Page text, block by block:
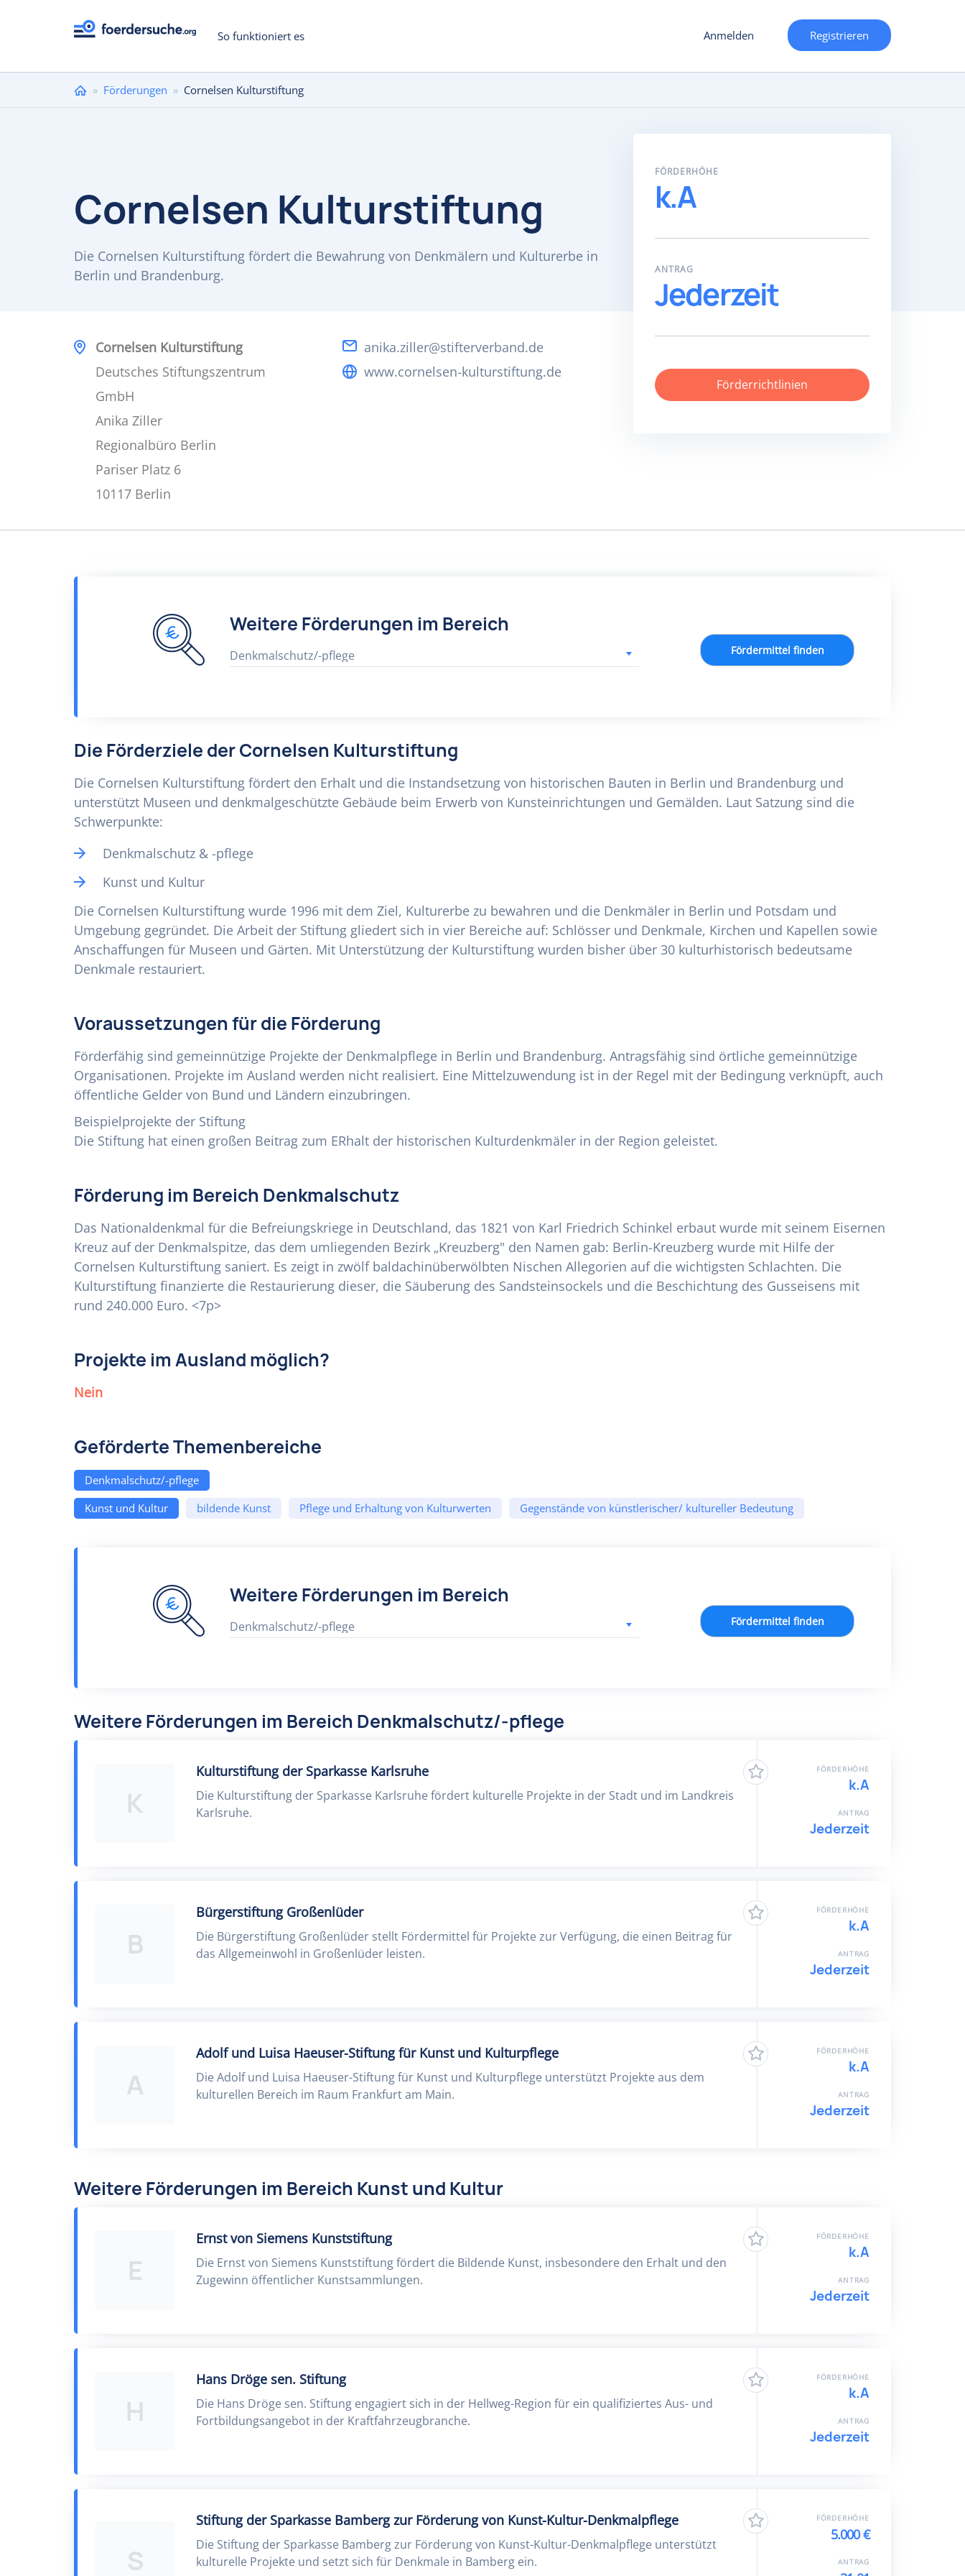
So funktioniert es Anmelden Registrieren
Sie
» Förderungen » Cornelsen Kulturstiftung
Cornelsen Kulturstiftung
Die Cornelsen Kulturstiftung fördert die Bewahrung von Denkmälern und Kulturerbe in
Berlin und Brandenburg.
Cornelsen Kulturstiftung
Deutsches Stiftungszentrum
GmbH
Anika Ziller
Regionalbüro Berlin
Pariser Platz 6
10117 Berlin
anika.ziller@stifterverband.de
www.cornelsen-kulturstiftung.de
FÖRDERHÖHE
k.A
ANTRAG
Jederzeit
Förderrichtlinien
Weitere Förderungen im Bereich
Denkmalschutz/-pflege Fördermittel finden
Die Förderziele der Cornelsen Kulturstiftung
Die Cornelsen Kulturstiftung fördert den Erhalt und die Instandsetzung von historischen Bauten in Berlin und Brandenburg und
unterstützt Museen und denkmalgeschützte Gebäude beim Erwerb von Kunsteinrichtungen und Gemälden. Laut Satzung sind die
Schwerpunkte:
Denkmalschutz & -pflege
Kunst und Kultur
Die Cornelsen Kulturstiftung wurde 1996 mit dem Ziel, Kulturerbe zu bewahren und die Denkmäler in Berlin und Potsdam und
Umgebung gegründet. Die Arbeit der Stiftung gliedert sich in vier Bereiche auf: Schlösser und Denkmale, Kirchen und Kapellen sowie
Anschaffungen für Museen und Gärten. Mit Unterstützung der Kulturstiftung wurden bisher über 30 kulturhistorisch bedeutsame
Denkmale restauriert.
Voraussetzungen für die Förderung
Förderfähig sind gemeinnützige Projekte der Denkmalpflege in Berlin und Brandenburg. Antragsfähig sind örtliche gemeinnützige
Organisationen. Projekte im Ausland werden nicht realisiert. Eine Mittelzuwendung ist in der Regel mit der Bedingung verknüpft, auch
öffentliche Gelder von Bund und Ländern einzubringen.
Beispielprojekte der Stiftung
Die Stiftung hat einen großen Beitrag zum ERhalt der historischen Kulturdenkmäler in der Region geleistet.
Förderung im Bereich Denkmalschutz
Das Nationaldenkmal für die Befreiungskriege in Deutschland, das 1821 von Karl Friedrich Schinkel erbaut wurde mit seinem Eisernen
Kreuz auf der Denkmalspitze, das dem umliegenden Bezirk „Kreuzberg" den Namen gab: Berlin-Kreuzberg wurde mit Hilfe der
Cornelsen Kulturstiftung saniert. Es zeigt in zwölf baldachinüberwölbten Nischen Allegorien auf die wichtigsten Schlachten. Die
Kulturstiftung finanzierte die Restaurierung dieser, die Säuberung des Sandsteinsockels und die Beschichtung des Gusseisens mit
rund 240.000 Euro. <7p>
Projekte im Ausland möglich?
Nein
Geförderte Themenbereiche
Denkmalschutz/-pflege
Kunst und Kultur
bildende Kunst Pflege und Erhaltung von Kulturwerten Gegenstände von künstlerischer/ kultureller Bedeutung
Weitere Förderungen im Bereich
Denkmalschutz/-pflege Fördermittel finden
Weitere Förderungen im Bereich Denkmalschutz/-pflege
K
Kulturstiftung der Sparkasse Karlsruhe
Die Kulturstiftung der Sparkasse Karlsruhe fördert kulturelle Projekte in der Stadt und im Landkreis
Karlsruhe.
FÖRDERHÖHE
k.A
ANTRAG
Jederzeit
B
Bürgerstiftung Großenlüder
Die Bürgerstiftung Großenlüder stellt Fördermittel für Projekte zur Verfügung, die einen Beitrag für
das Allgemeinwohl in Großenlüder leisten.
FÖRDERHÖHE
k.A
ANTRAG
Jederzeit
A
Adolf und Luisa Haeuser-Stiftung für Kunst und Kulturpflege
Die Adolf und Luisa Haeuser-Stiftung für Kunst und Kulturpflege unterstützt Projekte aus dem
kulturellen Bereich im Raum Frankfurt am Main.
FÖRDERHÖHE
k.A
ANTRAG
Jederzeit
Weitere Förderungen im Bereich Kunst und Kultur
E
Ernst von Siemens Kunststiftung
Die Ernst von Siemens Kunststiftung fördert die Bildende Kunst, insbesondere den Erhalt und den
Zugewinn öffentlicher Kunstsammlungen.
FÖRDERHÖHE
k.A
ANTRAG
Jederzeit
H
Hans Dröge sen. Stiftung
Die Hans Dröge sen. Stiftung engagiert sich in der Hellweg-Region für ein qualifiziertes Aus- und
Fortbildungsangebot in der Kraftfahrzeugbranche.
FÖRDERHÖHE
k.A
ANTRAG
Jederzeit
S
Stiftung der Sparkasse Bamberg zur Förderung von Kunst-Kultur-Denkmalpflege
Die Stiftung der Sparkasse Bamberg zur Förderung von Kunst-Kultur-Denkmalpflege unterstützt
kulturelle Projekte und setzt sich für Denkmale in Bamberg ein.
FÖRDERHÖHE
5.000 €
ANTRAG